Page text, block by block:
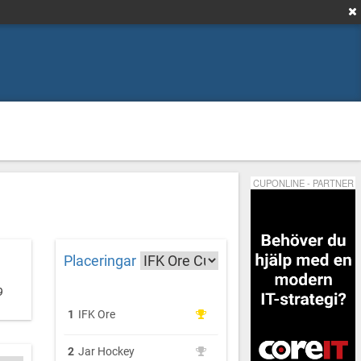
Placeringar
1 IFK Ore
2 Jar Hockey
CUPONLINE - PARTNER